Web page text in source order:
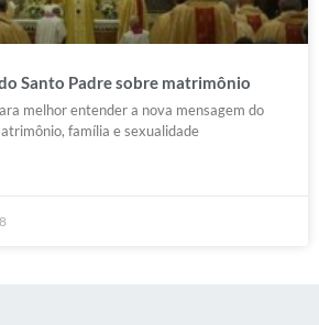
Santo Padre sobre matrimônio
melhor entender a nova mensagem do
família e sexualidade